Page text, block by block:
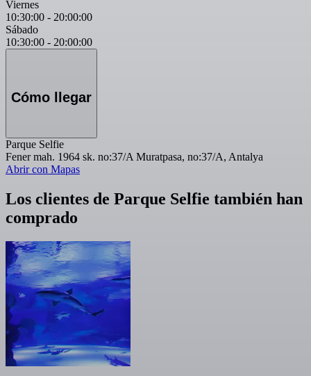
Viernes
10:30:00 - 20:00:00
Sábado
10:30:00 - 20:00:00
Cómo llegar
Parque Selfie
Fener mah. 1964 sk. no:37/A Muratpasa, no:37/A, Antalya
Abrir con Mapas
Los clientes de Parque Selfie también han
comprado